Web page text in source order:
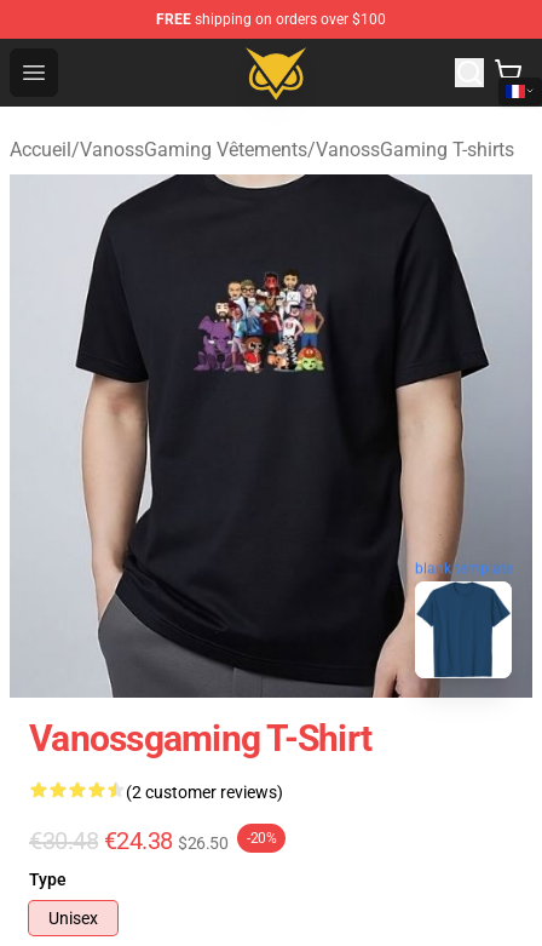
FREE shipping on orders over $100
Open menu
Vanossgaming Store - Official Vanossgaming
Accueil/VanossGaming Vêtements/VanossGaming T-shirts
blank template
Vanossgaming T-Shirt
(2 customer reviews)
€30.48 €24.38 $26.50 -20%
Type
Unisex